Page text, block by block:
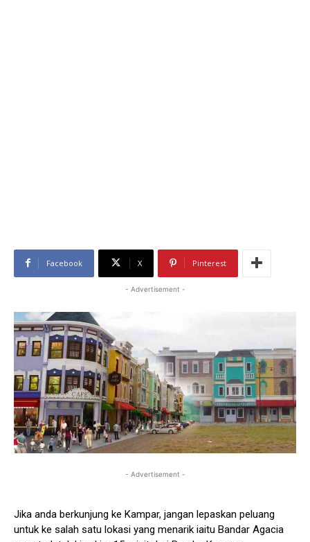
Facebook X Pinterest
- Advertisement -
- Advertisement -
Jika anda berkunjung ke Kampar, jangan lepaskan peluang
untuk ke salah satu lokasi yang menarik iaitu Bandar Agacia